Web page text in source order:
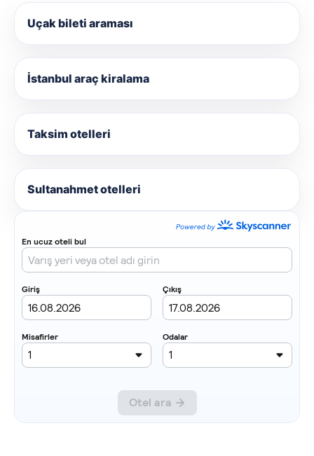
Uçak bileti araması
İstanbul araç kiralama
Taksim otelleri
Sultanahmet otelleri